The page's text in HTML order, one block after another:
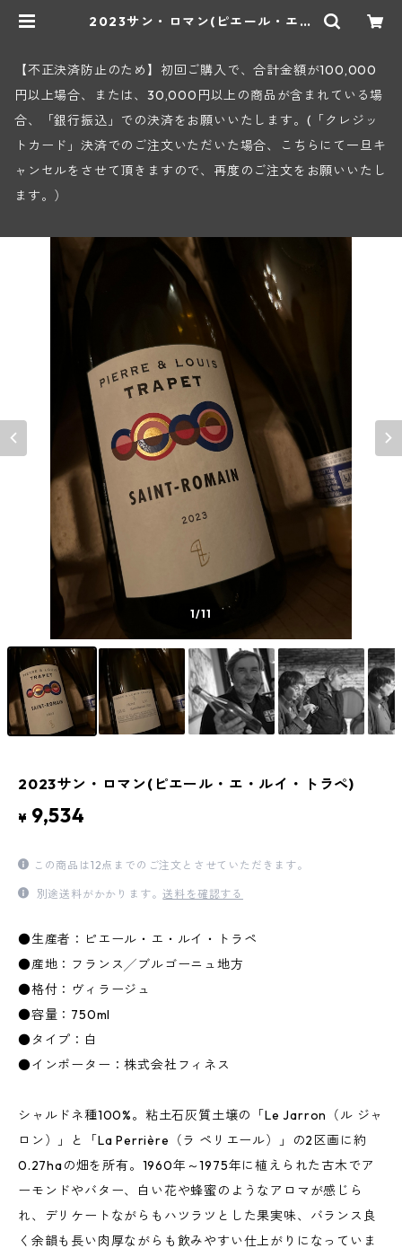
2023サン・ロマン(ピエール・エ・
【不正決済防止のため】初回ご購入で、合計金額が100,000
円以上場合、または、30,000円以上の商品が含まれている場
合、「銀行振込」での決済をお願いいたします。(「クレジッ
トカード」決済でのご注文いただいた場合、こちらにて一旦キ
ャンセルをさせて頂きますので、再度のご注文をお願いいたし
ます。）
1/11
2023サン・ロマン(ピエール・エ・ルイ・トラペ)
¥ 9,534
この商品は12点までのご注文とさせていただきます。
別途送料がかかります。送料を確認する
●生産者：ピエール・エ・ルイ・トラペ
●産地：フランス╱ブルゴーニュ地方
●格付：ヴィラージュ
●容量：750ml
●タイプ：白
●インポーター：株式会社フィネス
シャルドネ種100%。粘土石灰質土壌の「Le Jarron（ル ジャ
ロン）」と「La Perrière（ラ ペリエール）」の2区画に約
0.27haの畑を所有。1960年～1975年に植えられた古木でア
ーモンドやバター、白い花や蜂蜜のようなアロマが感じら
れ、デリケートながらもハツラツとした果実味、バランス良
く余韻も長い肉厚ながらも飲みやすい仕上がりになっていま